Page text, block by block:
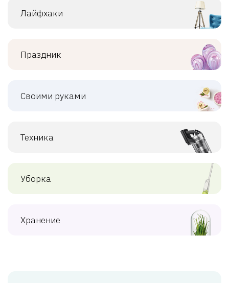
Лайфхаки
Праздник
Своими руками
Техника
Уборка
Хранение